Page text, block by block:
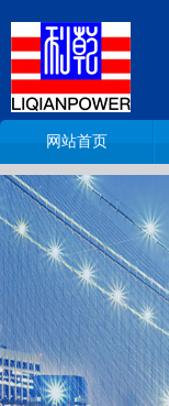
网站首页